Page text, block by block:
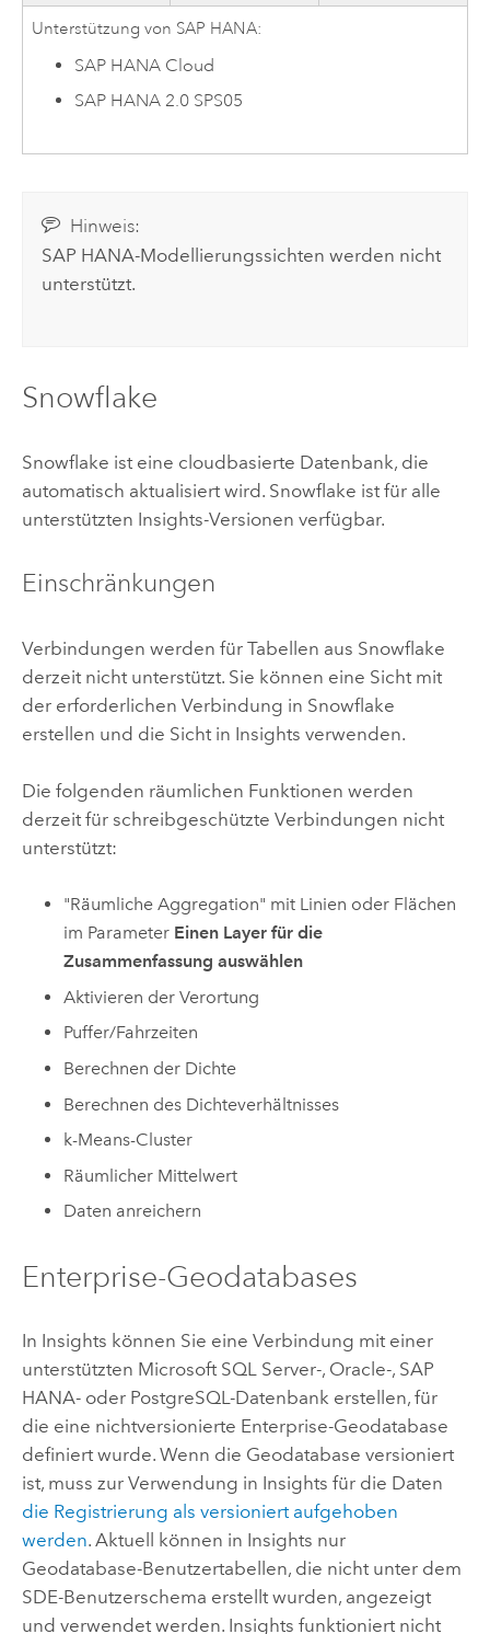
Unterstützung von SAP HANA:
SAP HANA Cloud
SAP HANA 2.0 SPS05
Hinweis:
SAP HANA-Modellierungssichten werden nicht
unterstützt.
Snowflake
Snowflake ist eine cloudbasierte Datenbank, die
automatisch aktualisiert wird. Snowflake ist für alle
unterstützten Insights-Versionen verfügbar.
Einschränkungen
Verbindungen werden für Tabellen aus Snowflake
derzeit nicht unterstützt. Sie können eine Sicht mit
der erforderlichen Verbindung in Snowflake
erstellen und die Sicht in Insights verwenden.
Die folgenden räumlichen Funktionen werden
derzeit für schreibgeschützte Verbindungen nicht
unterstützt:
"Räumliche Aggregation" mit Linien oder Flächen
im Parameter Einen Layer für die
Zusammenfassung auswählen
Aktivieren der Verortung
Puffer/Fahrzeiten
Berechnen der Dichte
Berechnen des Dichteverhältnisses
k-Means-Cluster
Räumlicher Mittelwert
Daten anreichern
Enterprise-Geodatabases
In Insights können Sie eine Verbindung mit einer
unterstützten Microsoft SQL Server-, Oracle-, SAP
HANA- oder PostgreSQL -Datenbank erstellen, für
die eine nichtversionierte Enterprise-Geodatabase
definiert wurde. Wenn die Geodatabase versioniert
ist, muss zur Verwendung in Insights für die Daten
die Registrierung als versioniert aufgehoben
werden. Aktuell können in Insights nur
Geodatabase-Benutzertabellen, die nicht unter dem
SDE-Benutzerschema erstellt wurden, angezeigt
und verwendet werden. Insights funktioniert nicht